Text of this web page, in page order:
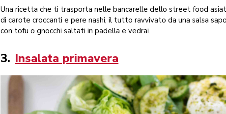
Una ricetta che ti trasporta nelle bancarelle dello street food
di carote croccanti e pere nashi, il tutto ravvivato da una salsa
con tofu o gnocchi saltati in padella e vedrai.
3. Insalata primavera